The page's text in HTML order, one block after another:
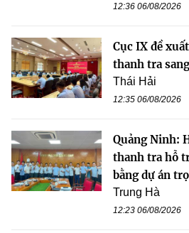
12:36 06/08/2026
Cục IX đề
thanh tra
Thái Hải
12:35 06/08/2026
Quảng Ninh:
thanh tra hỗ
bằng dự án
Trung Hà
12:23 06/08/2026